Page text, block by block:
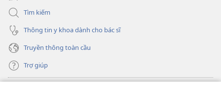
Tìm kiếm
Thông tin y khoa dành cho bác sĩ
Truyền thông toàn cầu
Trợ giúp